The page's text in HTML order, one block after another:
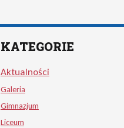
KATEGORIE
Aktualności
Galeria
Gimnazjum
Liceum